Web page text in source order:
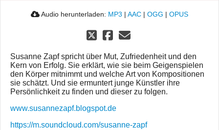
Audio herunterladen: MP3 | AAC | OGG | OPUS
Susanne Zapf spricht über Mut, Zufriedenheit und den
Kern von Erfolg. Sie erklärt, wie sie beim Geigenspielen
den Körper mitnimmt und welche Art von Kompositionen
sie schätzt. Und sie ermuntert junge Künstler ihre
Persönlichkeit zu finden und dieser zu folgen.
www.susannezapf.blogspot.de
https://m.soundcloud.com/susanne-zapf